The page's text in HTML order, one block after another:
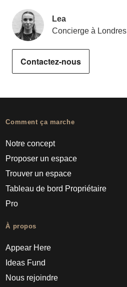
Lea
Concierge à Londres
Contactez-nous
Comment ça marche
Notre concept
Proposer un espace
Trouver un espace
Tableau de bord Propriétaire
Pro
À propos
Appear Here
Ideas Fund
Nous rejoindre